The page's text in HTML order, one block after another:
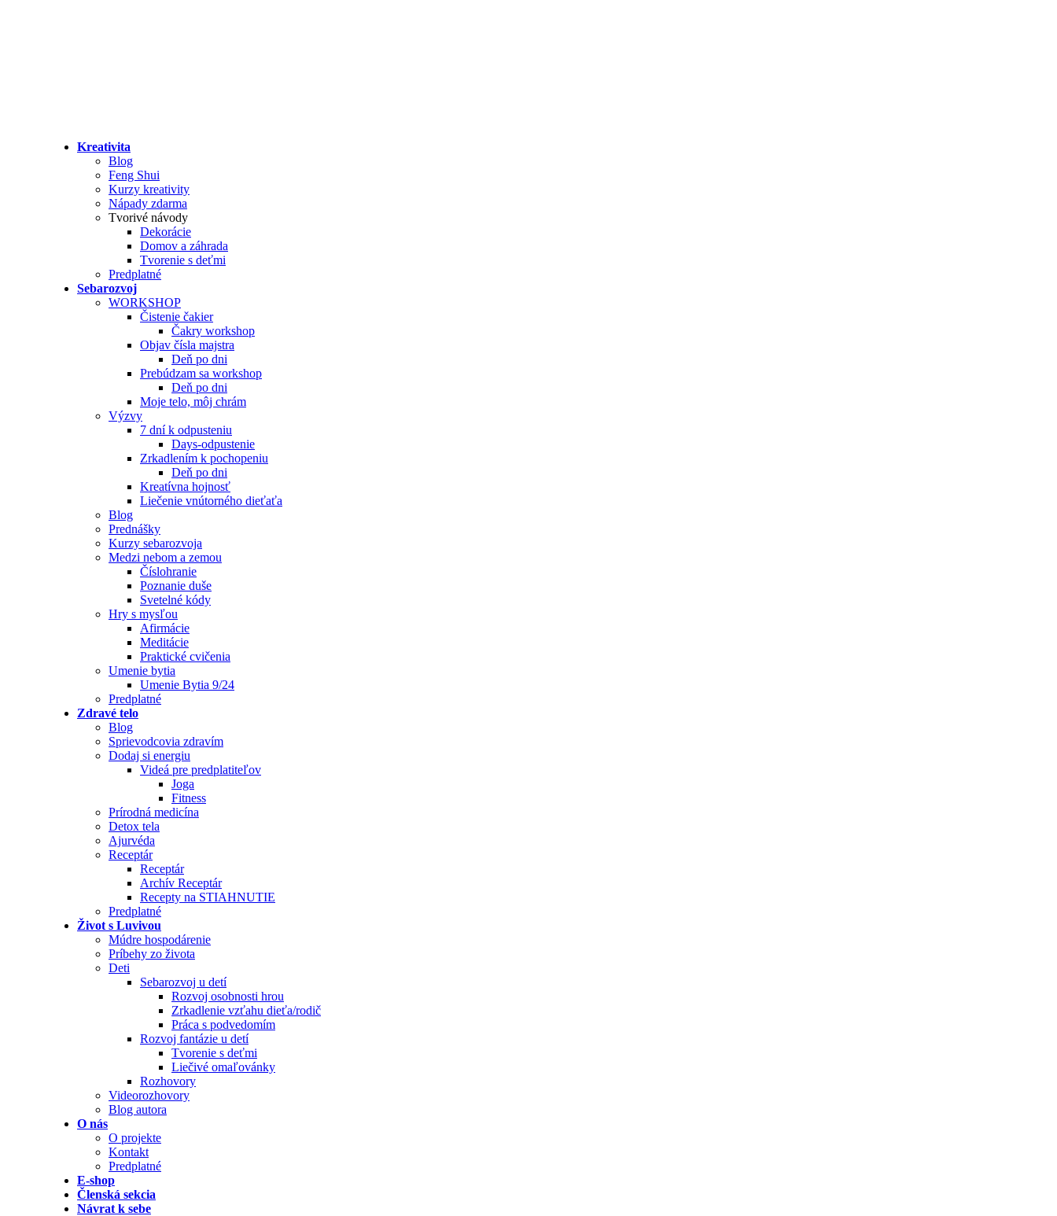
Kreativita
Blog
Feng Shui
Kurzy kreativity
Nápady zdarma
Tvorivé návody
Dekorácie
Domov a záhrada
Tvorenie s deťmi
Predplatné
Sebarozvoj
WORKSHOP
Čistenie čakier
Čakry workshop
Objav čísla majstra
Deň po dni
Prebúdzam sa workshop
Deň po dni
Moje telo, môj chrám
Výzvy
7 dní k odpusteniu
Days-odpustenie
Zrkadlením k pochopeniu
Deň po dni
Kreatívna hojnosť
Liečenie vnútorného dieťaťa
Blog
Prednášky
Kurzy sebarozvoja
Medzi nebom a zemou
Číslohranie
Poznanie duše
Svetelné kódy
Hry s mysľou
Afirmácie
Meditácie
Praktické cvičenia
Umenie bytia
Umenie Bytia 9/24
Predplatné
Zdravé telo
Blog
Sprievodcovia zdravím
Dodaj si energiu
Videá pre predplatiteľov
Joga
Fitness
Prírodná medicína
Detox tela
Ajurvéda
Receptár
Receptár
Archív Receptár
Recepty na STIAHNUTIE
Predplatné
Život s Luvivou
Múdre hospodárenie
Príbehy zo života
Deti
Sebarozvoj u detí
Rozvoj osobnosti hrou
Zrkadlenie vzťahu dieťa/rodič
Práca s podvedomím
Rozvoj fantázie u detí
Tvorenie s deťmi
Liečivé omaľovánky
Rozhovory
Videorozhovory
Blog autora
O nás
O projekte
Kontakt
Predplatné
E-shop
Členská sekcia
Návrat k sebe